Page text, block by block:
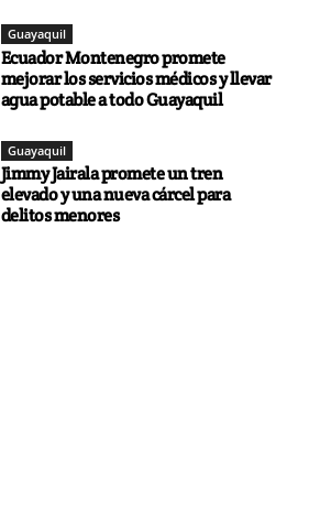
Guayaquil
Ecuador Montenegro promete
mejorar los servicios médicos y llevar
agua potable a todo Guayaquil
Guayaquil
Jimmy Jairala promete un tren
elevado y una nueva cárcel para
delitos menores